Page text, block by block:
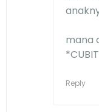
mana
Reply